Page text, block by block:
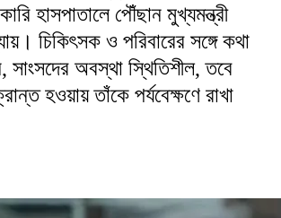
হাসপাতালে পৌঁছান মুখ্যমন্ত্রী
চিকিৎসক ও পরিবারের সঙ্গে কথা
সাংসদের অবস্থা স্থিতিশীল, তবে
হওয়ায় তাঁকে পর্যবেক্ষণে রাখা